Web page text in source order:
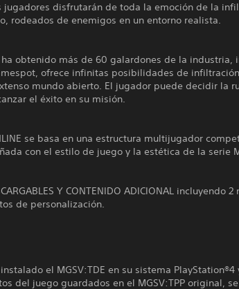
jugadores disfrutarán de toda la emoción de la
rodeados de enemigos en un entorno realista.
ha obtenido más de 60 galardones de la industria,
ofrece infinitas posibilidades de
mundo abierto. El jugador puede decidir la
el éxito en su misión.
se basa en una estructura multijugador
con el estilo de juego y la estética de la serie
Y CONTENIDO ADICIONAL incluyendo
de personalización.
el MGSV:TDE en su sistema PlayStation®4
del juego guardados en el MGSV:TPP original,